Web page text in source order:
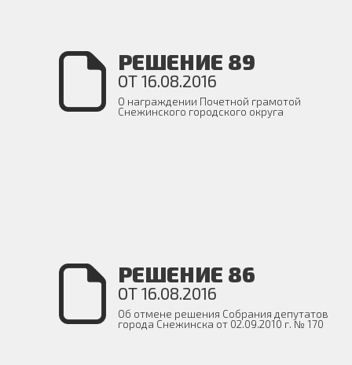
РЕШЕНИЕ 89
ОТ 16.08.2016
О награждении Почетной грамотой
Снежинского городского округа
РЕШЕНИЕ 86
ОТ 16.08.2016
Об отмене решения Собрания депутатов
города Снежинска от 02.09.2010 г. № 170